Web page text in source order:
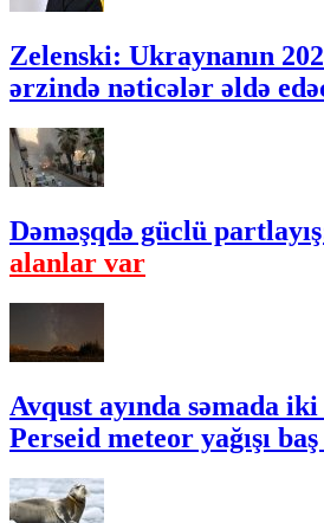
Zelenski: Ukraynanın
ərzində nəticələr əldə
Dəməşqdə güclü
alanlar var
Avqust ayında səmada
Perseid meteor yağışı